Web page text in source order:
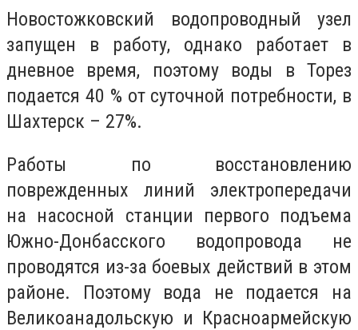
Новостожковский водопроводный узел
запущен в работу, однако работает в
дневное время, поэтому воды в Торез
подается 40 % от суточной потребности, в
Шахтерск – 27%.
Работы по восстановлению
поврежденных линий электропередачи
на насосной станции первого подъема
Южно-Донбасского водопровода не
проводятся из-за боевых действий в этом
районе. Поэтому вода не подается на
Великоанадольскую и Красноармейскую